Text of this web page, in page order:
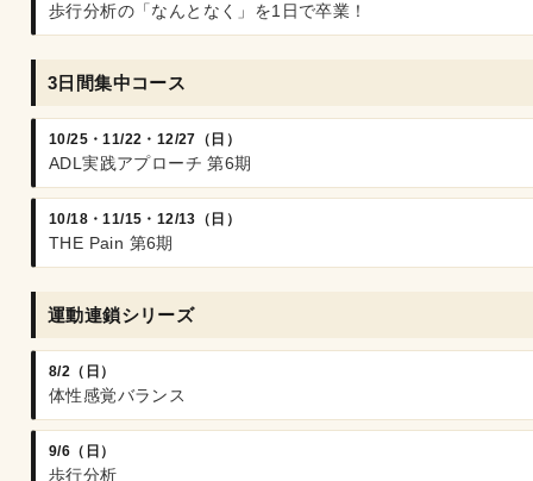
歩行分析の「なんとなく」を1日で卒業！
3日間集中コース
10/25・11/22・12/27（日）
ADL実践アプローチ 第6期
10/18・11/15・12/13（日）
THE Pain 第6期
運動連鎖シリーズ
8/2（日）
体性感覚バランス
9/6（日）
歩行分析